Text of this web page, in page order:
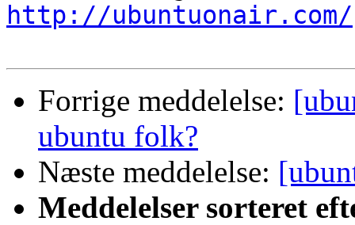
http://ubuntuonair.com/
Forrige meddelelse:
ubuntu folk?
Næste meddelelse:
Meddelelser sorteret